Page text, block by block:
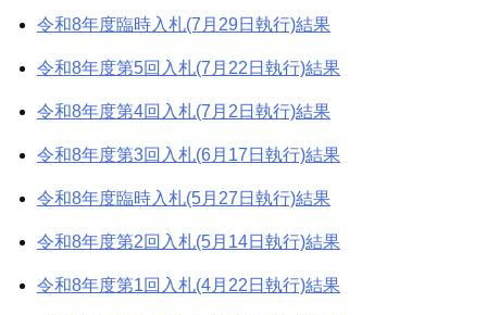
ビ
ゲ
ー
シ
ョ
ン
令和8年度臨時入札(7月29日執行)結果
令和8年度第5回入札(7月22日執行)結果
令和8年度第4回入札(7月2日執行)結果
令和8年度第3回入札(6月17日執行)結果
令和8年度臨時入札(5月27日執行)結果
令和8年度第2回入札(5月14日執行)結果
令和8年度第1回入札(4月22日執行)結果